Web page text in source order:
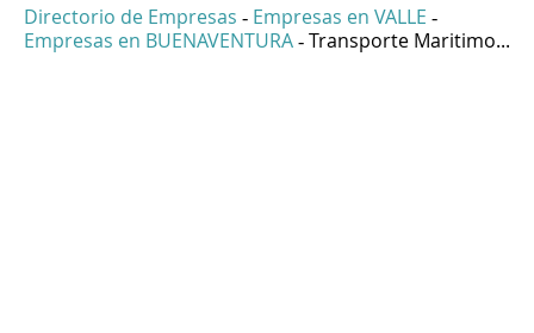
Directorio de Empresas - Empresas en VALLE -
Empresas en BUENAVENTURA - Transporte Maritimo...